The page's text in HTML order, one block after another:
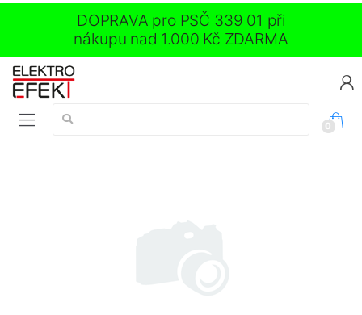
DOPRAVA pro PSČ 339 01 při
nákupu nad 1.000 Kč ZDARMA
Vyhledávání:
0